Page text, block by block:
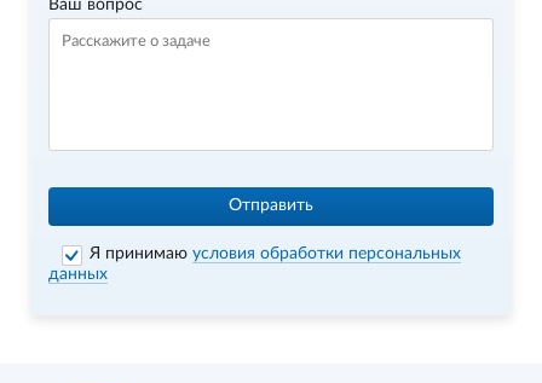
Ваш вопрос
Отправить
Я принимаюусловия обработки персональных
данных